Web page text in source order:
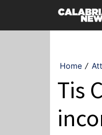
Home /
Tis